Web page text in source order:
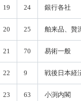
19 24 銀行各社
20 25 舶来品、贅
21 70 易術一般
22 9 戦後日本経
23 63 小渕内閣